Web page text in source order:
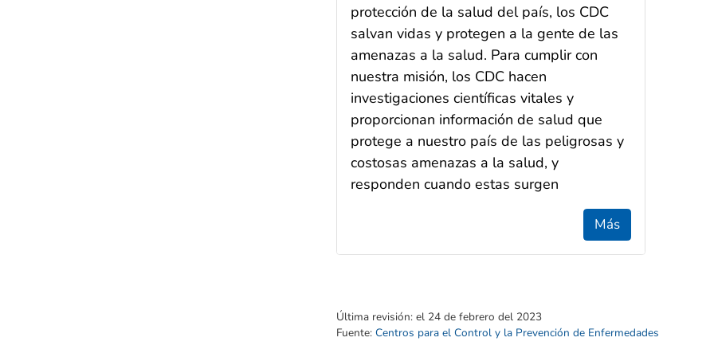
protección de la salud del país, los CDC
salvan vidas y protegen a la gente de las
amenazas a la salud. Para cumplir con
nuestra misión, los CDC hacen
investigaciones científicas vitales y
proporcionan información de salud que
protege a nuestro país de las peligrosas y
costosas amenazas a la salud, y
responden cuando estas surgen
Más
Última revisión: el 24 de febrero del 2023
Fuente: Centros para el Control y la Prevención de Enfermedades